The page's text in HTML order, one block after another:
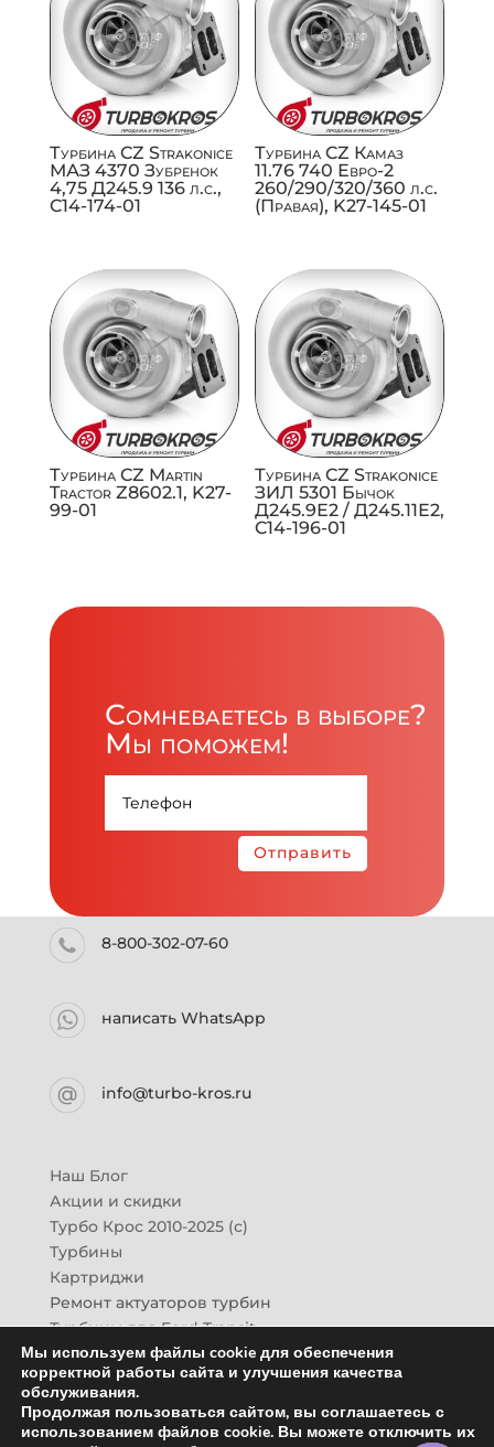
Турбина CZ Strakonice
МАЗ 4370 Зубренок
4,75 Д245.9 136 л.с.,
C14-174-01
Турбина CZ Камаз
11.76 740 Евро-2
260/290/320/360 л.с.
(Правая), K27-145-01
Турбина CZ Martin
Tractor Z8602.1, K27-
99-01
Турбина CZ Strakonice
ЗИЛ 5301 Бычок
Д245.9Е2 / Д245.11Е2,
C14-196-01
Сомневаетесь в выборе?
Мы поможем!
Отправить
8-800-302-07-60
написать WhatsApp
info@turbo-kros.ru
Наш Блог
Акции и скидки
Турбо Крос 2010-2025 (с)
Турбины
Картриджи
Ремонт актуаторов турбин
Турбины для Ford Transit
Турбины для Mazda CX-7
Картридж для ГАЗон-Next
Турбины HINO (Хино)
Купить новую турбину
Мы используем файлы cookie для обеспечения
корректной работы сайта и улучшения качества
обслуживания.
Продолжая пользоваться сайтом, вы соглашаетесь с
использованием файлов cookie. Вы можете отключить их